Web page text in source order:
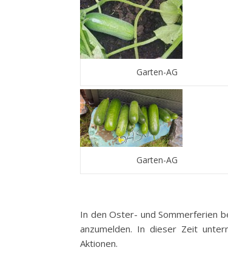
Garten-AG
Garten-AG
In den Oster- und Sommerferien
anzumelden. In dieser Zeit
Aktionen.